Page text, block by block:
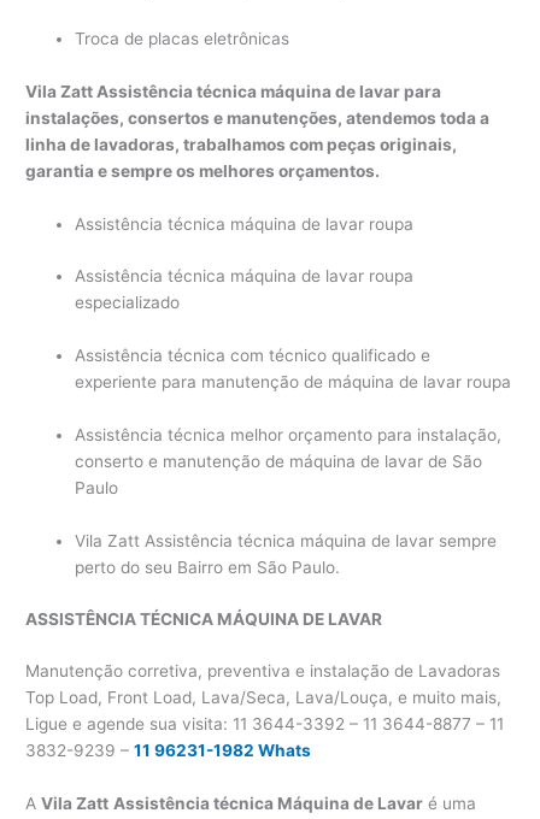
Troca de placas eletrônicas
Vila Zatt Assistência técnica máquina de lavar para
instalações, consertos e manutenções, atendemos toda a
linha de lavadoras, trabalhamos com peças originais,
garantia e sempre os melhores orçamentos.
Assistência técnica máquina de lavar roupa
Assistência técnica máquina de lavar roupa
especializado
Assistência técnica com técnico qualificado e
experiente para manutenção de máquina de lavar roupa
Assistência técnica melhor orçamento para instalação,
conserto e manutenção de máquina de lavar de São
Paulo
Vila Zatt Assistência técnica máquina de lavar sempre
perto do seu Bairro em São Paulo.
ASSISTÊNCIA TÉCNICA MÁQUINA DE LAVAR
Manutenção corretiva, preventiva e instalação de Lavadoras
Top Load, Front Load, Lava/Seca, Lava/Louça, e muito mais,
Ligue e agende sua visita: 11 3644-3392 – 11 3644-8877 – 11
3832-9239 –11 96231-1982 Whats
AVila Zatt Assistência técnica Máquina de Lavar é uma